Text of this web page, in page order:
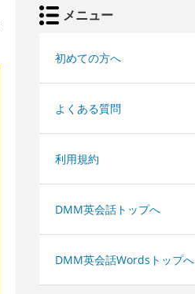
メニュー
初めての方へ
よくある質問
利用規約
DMM英会話トップへ
DMM英会話Wordsトップへ